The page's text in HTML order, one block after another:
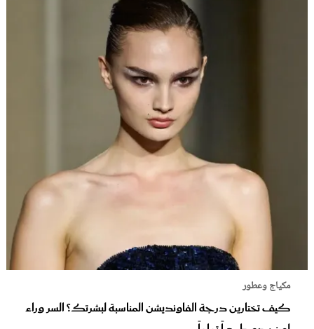
مكياج وعطور
كيف تختارين درجة الفاونديشن المناسبة لبشرتك؟ السر وراء